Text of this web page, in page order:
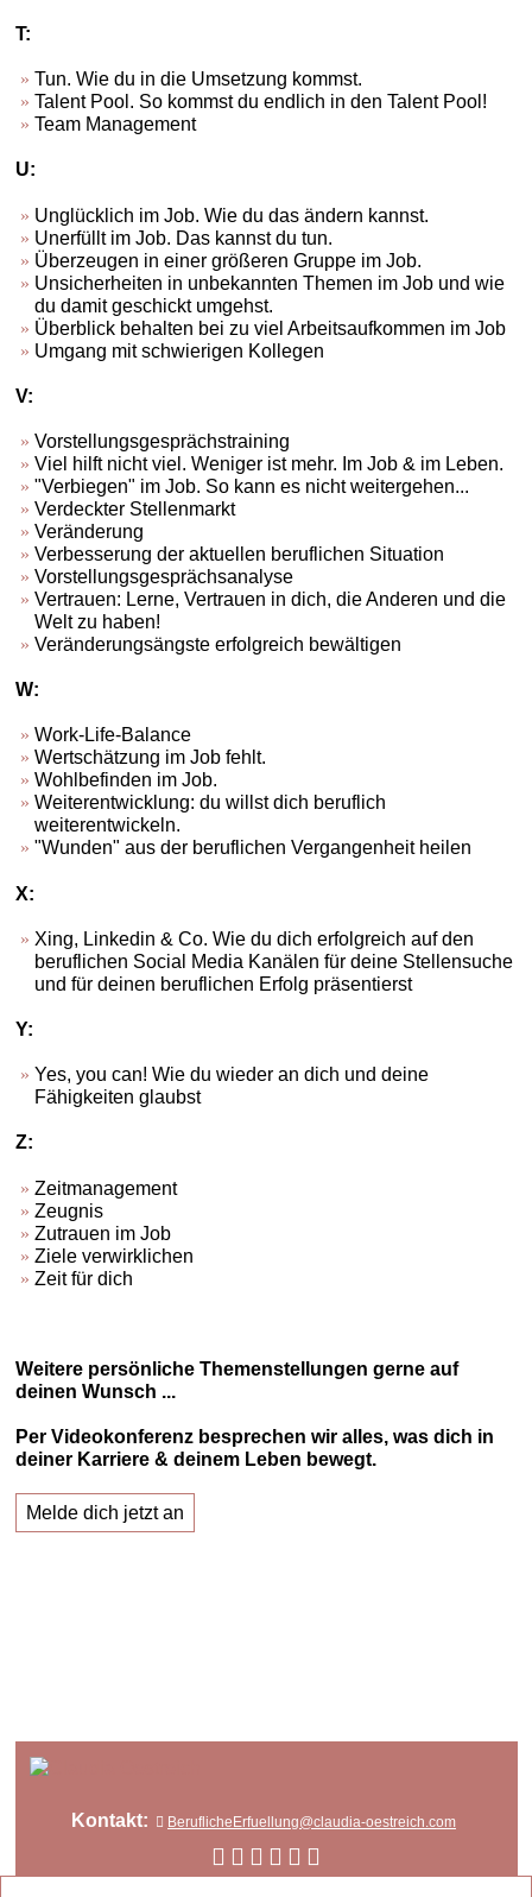
T:
Tun. Wie du in die Umsetzung kommst.
Talent Pool. So kommst du endlich in den Talent Pool!
Team Management
U:
Unglücklich im Job. Wie du das ändern kannst.
Unerfüllt im Job. Das kannst du tun.
Überzeugen in einer größeren Gruppe im Job.
Unsicherheiten in unbekannten Themen im Job und wie
du damit geschickt umgehst.
Überblick behalten bei zu viel Arbeitsaufkommen im Job
Umgang mit schwierigen Kollegen
V:
Vorstellungsgesprächstraining
Viel hilft nicht viel. Weniger ist mehr. Im Job & im Leben.
"Verbiegen" im Job. So kann es nicht weitergehen...
Verdeckter Stellenmarkt
Veränderung
Verbesserung der aktuellen beruflichen Situation
Vorstellungsgesprächsanalyse
Vertrauen: Lerne, Vertrauen in dich, die Anderen und die
Welt zu haben!
Veränderungsängste erfolgreich bewältigen
W:
Work-Life-Balance
Wertschätzung im Job fehlt.
Wohlbefinden im Job.
Weiterentwicklung: du willst dich beruflich
weiterentwickeln.
"Wunden" aus der beruflichen Vergangenheit heilen
X:
Xing, Linkedin & Co. Wie du dich erfolgreich auf den
beruflichen Social Media Kanälen für deine Stellensuche
und für deinen beruflichen Erfolg präsentierst
Y:
Yes, you can! Wie du wieder an dich und deine
Fähigkeiten glaubst
Z:
Zeitmanagement
Zeugnis
Zutrauen im Job
Ziele verwirklichen
Zeit für dich
Weitere persönliche Themenstellungen gerne auf
deinen Wunsch ...
Per Videokonferenz besprechen wir alles, was dich in
deiner Karriere & deinem Leben bewegt.
Melde dich jetzt an
Kontakt: BeruflicheErfuellung@claudia-oestreich.com